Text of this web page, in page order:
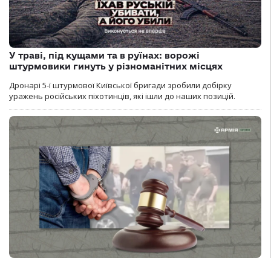
У траві, під кущами та в руїнах: ворожі
штурмовики гинуть у різноманітних місцях
Дронарі 5-ї штурмової Київської бригади зробили добірку
уражень російських піхотинців, які ішли до наших позицій.